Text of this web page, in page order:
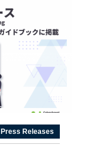
Press Releases